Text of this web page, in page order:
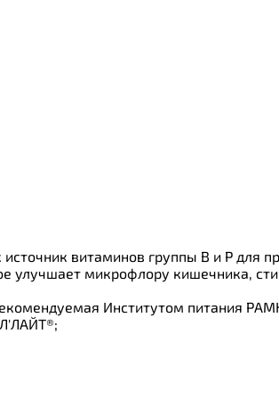
витаминов группы В и Р для
улучшает микрофлору кишечника,
Институтом питания